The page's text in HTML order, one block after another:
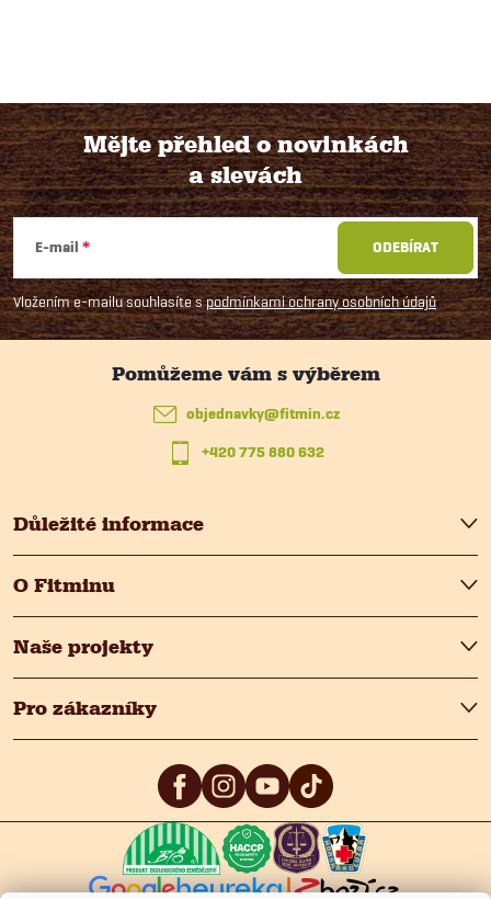
Z
á
p
Mějte přehled o novinkách
a slevách
E-mail
Vložením e-mailu souhlasíte spodmínkami ochrany osobních údajů
ODEBÍRAT
Důležité informace
O Fitminu
Naše projekty
Pro zákazníky
objednavky@fitmin.cz
+420 775 880 632